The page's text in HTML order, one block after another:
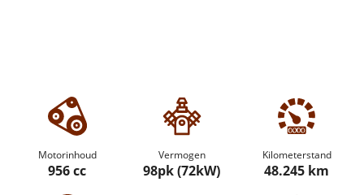
Motorinhoud
956 cc
Vermogen
98pk (72kW)
Kilometerstand
48.245 km